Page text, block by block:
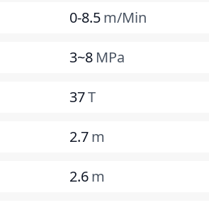
0-8.5m/Min
3~8 MPa
37T
2.7m
2.6m